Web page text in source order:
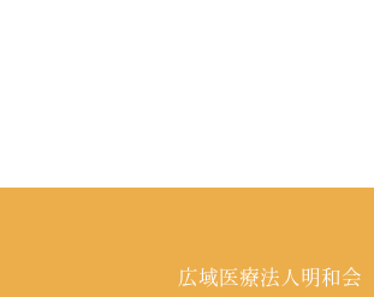
広域医療法人明和会